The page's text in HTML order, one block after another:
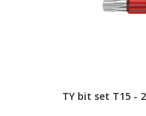
TY bit set T15 -